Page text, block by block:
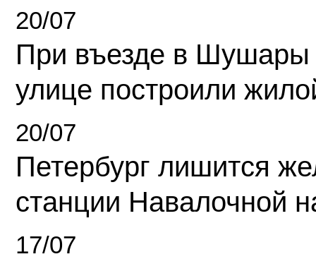
20/07
При въезде в Шушары
улице построили
20/07
Петербург лишится
станции Навалочной
17/07